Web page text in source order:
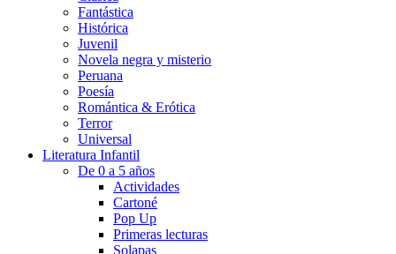
Fantástica
Histórica
Juvenil
Novela negra y misterio
Peruana
Poesía
Romántica & Erótica
Terror
Universal
Literatura Infantil
De 0 a 5 años
Actividades
Cartoné
Pop Up
Primeras lecturas
Solapas